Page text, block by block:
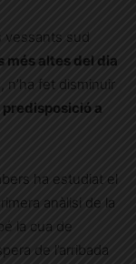
vessants sud
més altes del dia
n’ha fet disminuir
predisposició a
ha estudiat el
anàlisi de la
la cua de
de l’arribada